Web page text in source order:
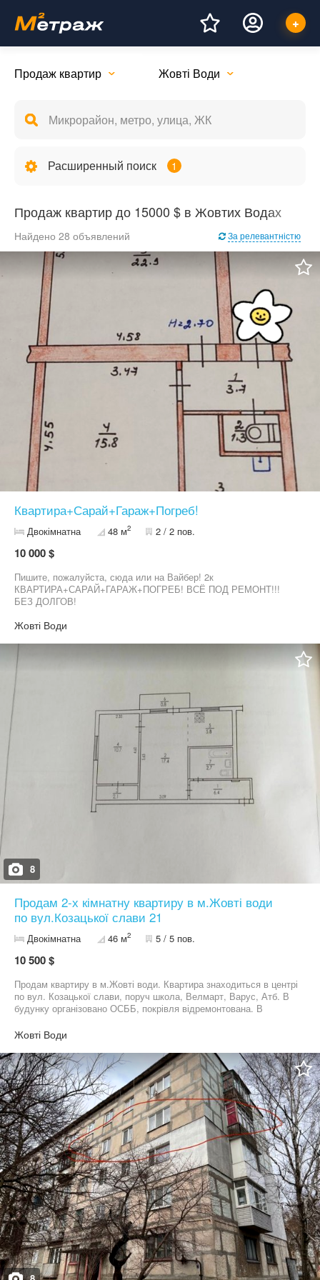
Продаж квартир Жовті Води
Расширенный поиск 1
Продаж квартир до 15000 $ в Жовтих Водах
Найдено 28 объявлений За релевантністю
Квартира+Сарай+Гараж+Погреб!
Двокімнатна 48 м2 2 / 2 пов.
10 000 $
Пишите, пожалуйста, сюда или на Вайбер! 2к
КВАРТИРА+САРАЙ+ГАРАЖ+ПОГРЕБ! ВСЁ ПОД РЕМОНТ!!!
БЕЗ ДОЛГОВ!
Жовті Води
8
Продам 2-х кімнатну квартиру в м.Жовті води
по вул.Козацької слави 21
Двокімнатна 46 м2 5 / 5 пов.
10 500 $
Продам квартиру в м.Жовті води. Квартира знаходиться в центрі
по вул. Козацької слави, поруч школа, Велмарт, Варус, Атб. В
будунку організовано ОСББ, покрівля відремонтована. В
роздільні і просторі, Сан вузол не маленький, Кухня і зала
зроблена разом тобто зроблена студія Зала-Кухня, є балкон,
проведена нова проводка, В квартирі встановлені нові
лічильники на комунальні послуги, є бойлер, і є газова плита
яка відключена. Квартира під ремонт який був капітально
початий, Запрошуємо на перегляд.
Жовті Води